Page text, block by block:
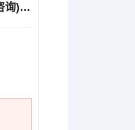
镜湖区轿车租赁-芜湖万达租车(在线咨询)-轿车租赁公司